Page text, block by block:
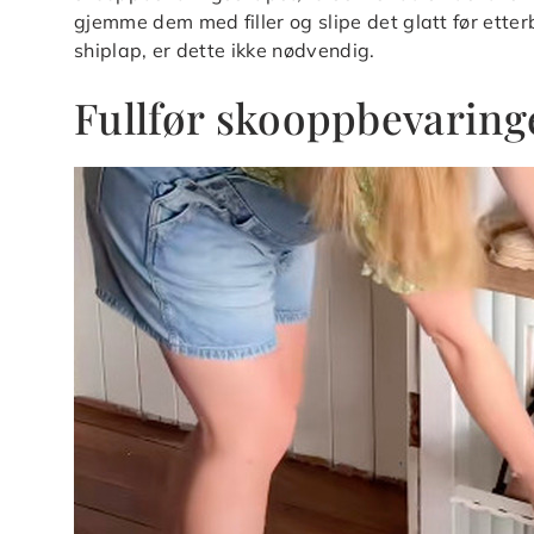
gjemme dem med filler og slipe det glatt før
shiplap, er dette ikke nødvendig.
Fullfør